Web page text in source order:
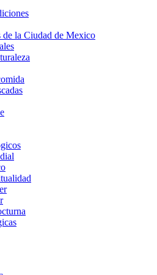
la Ciudad de Mexico